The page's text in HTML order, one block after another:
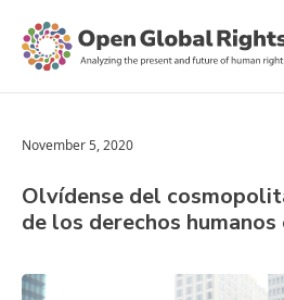
November 5, 2020
Olvídense del
de los derechos